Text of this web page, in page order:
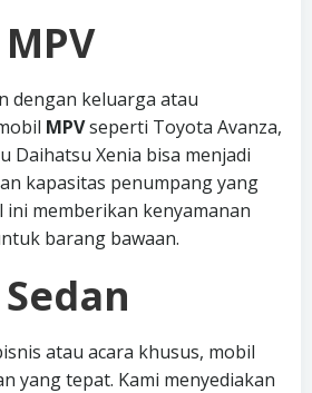
dengan keluarga atau
MPVseperti Toyota Avanza,
Daihatsu Xenia bisa menjadi
kapasitas penumpang yang
ini memberikan kenyamanan
barang bawaan.
atau acara khusus, mobil
yang tepat. Kami menyediakan